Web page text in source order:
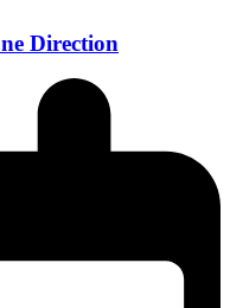
Direction